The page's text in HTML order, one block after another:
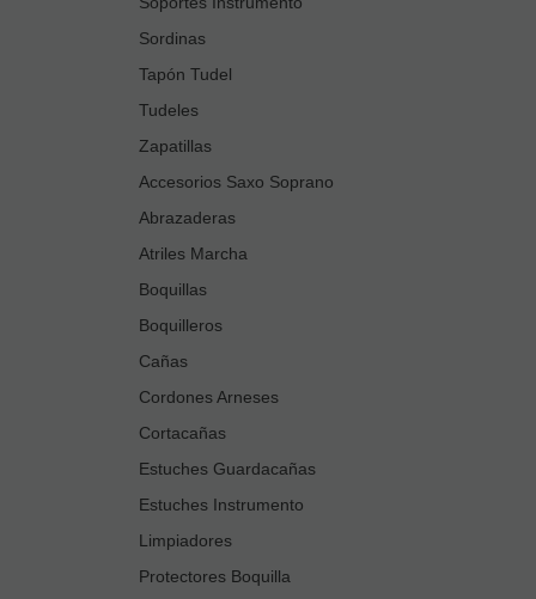
Sordinas
Tapón Tudel
Tudeles
Zapatillas
Accesorios Saxo Soprano
Abrazaderas
Atriles Marcha
Boquillas
Boquilleros
Cañas
Cordones Arneses
Cortacañas
Estuches Guardacañas
Estuches Instrumento
Limpiadores
Protectores Boquilla